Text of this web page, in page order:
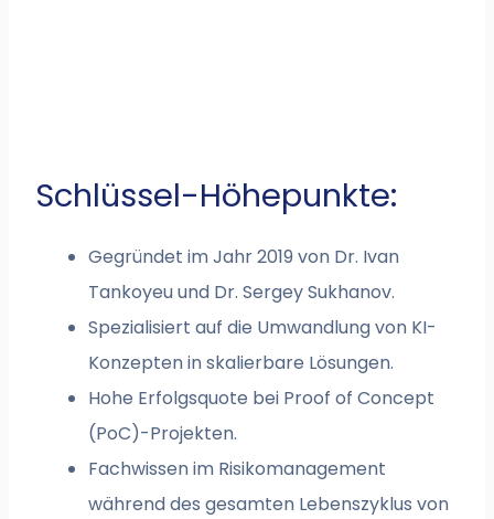
Schlüssel-Höhepunkte:
Gegründet im Jahr 2019 von Dr. Ivan
Tankoyeu und Dr. Sergey Sukhanov.
Spezialisiert auf die Umwandlung von KI-
Konzepten in skalierbare Lösungen.
Hohe Erfolgsquote bei Proof of Concept
(PoC)-Projekten.
Fachwissen im Risikomanagement
während des gesamten Lebenszyklus von